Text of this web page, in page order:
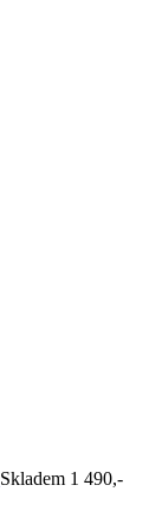
Skladem 1 490,-